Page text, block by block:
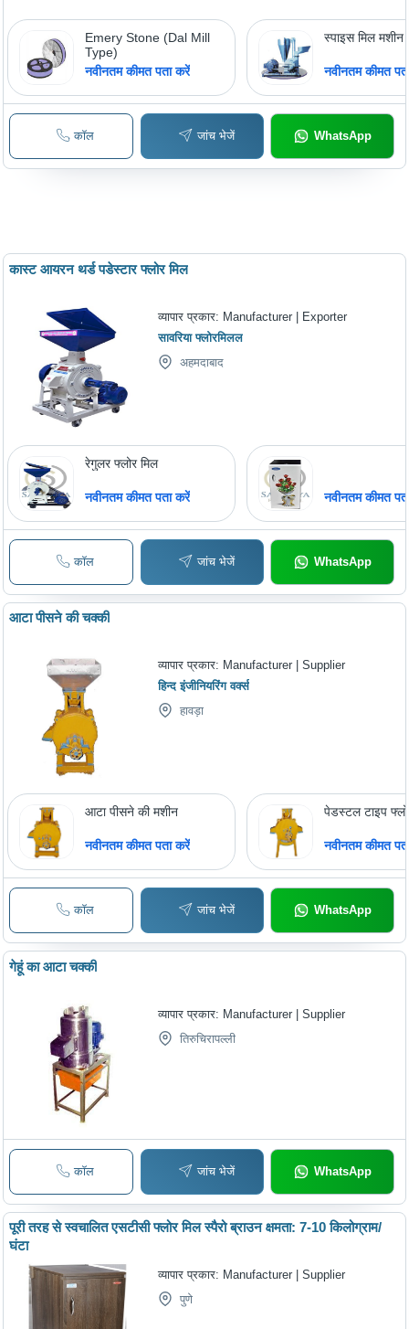
Emery Stone (Dal Mill
Type)
नवीनतम कीमत पता करें
स्पाइस मिल मशीन
नवीनतम कीमत
कॉल जांच भेजें WhatsApp
कास्ट आयरन थर्ड पडेस्टार फ्लोर मिल
व्यापार प्रकार: Manufacturer | Exporter
सावरिया फ्लोरमिलल
अहमदाबाद
रेगुलर फ्लोर मिल
नवीनतम कीमत पता करें नवीनतम कीमत
कॉल जांच भेजें WhatsApp
आटा पीसने की चक्की
व्यापार प्रकार: Manufacturer | Supplier
हिन्द इंजीनियरिंग वर्क्स
हावड़ा
आटा पीसने की मशीन
नवीनतम कीमत पता करें
पेडस्टल टाइप
नवीनतम कीमत
कॉल जांच भेजें WhatsApp
गेहूं का आटा चक्की
व्यापार प्रकार: Manufacturer | Supplier
तिरुचिरापल्ली
कॉल जांच भेजें WhatsApp
पूरी तरह से स्वचालित एसटीसी फ्लोर मिल स्पैरो ब्राउन क्षमता: 7-10 किलोग्राम/
घंटा
व्यापार प्रकार: Manufacturer | Supplier
पुणे